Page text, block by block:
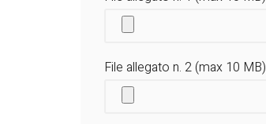
File allegato n. 2 (max 10 MB)